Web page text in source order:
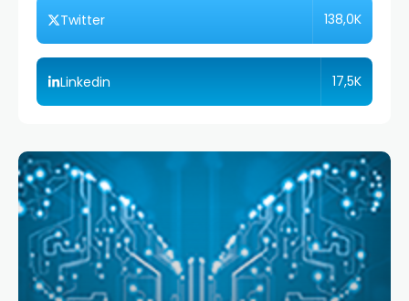
Twitter 138,0K
Linkedin 17,5K